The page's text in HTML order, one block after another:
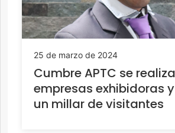
25 de marzo de 2024
Cumbre APTC se
empresas exhibidoras
un millar de visitantes